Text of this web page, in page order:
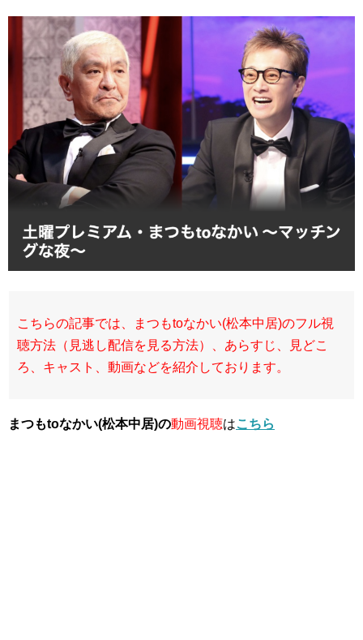
こちらの記事では、まつもtoなかい(松本中居)のフル視
聴方法（見逃し配信を見る方法）、あらすじ、見どこ
ろ、キャスト、動画などを紹介しております。
まつもtoなかい(松本中居)の動画視聴はこちら